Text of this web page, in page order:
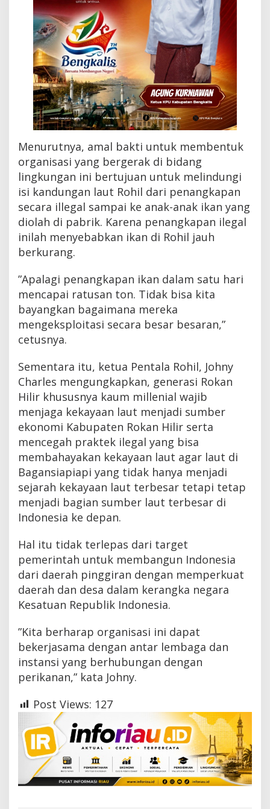
Menurutnya, amal bakti untuk membentuk
organisasi yang bergerak di bidang
lingkungan ini bertujuan untuk melindungi
isi kandungan laut Rohil dari penangkapan
secara illegal sampai ke anak-anak ikan yang
diolah di pabrik. Karena penangkapan ilegal
inilah menyebabkan ikan di Rohil jauh
berkurang.
”Apalagi penangkapan ikan dalam satu hari
mencapai ratusan ton. Tidak bisa kita
bayangkan bagaimana mereka
mengeksploitasi secara besar besaran,”
cetusnya.
Sementara itu, ketua Pentala Rohil, Johny
Charles mengungkapkan, generasi Rokan
Hilir khususnya kaum millenial wajib
menjaga kekayaan laut menjadi sumber
ekonomi Kabupaten Rokan Hilir serta
mencegah praktek ilegal yang bisa
membahayakan kekayaan laut agar laut di
Bagansiapiapi yang tidak hanya menjadi
sejarah kekayaan laut terbesar tetapi tetap
menjadi bagian sumber laut terbesar di
Indonesia ke depan.
Hal itu tidak terlepas dari target
pemerintah untuk membangun Indonesia
dari daerah pinggiran dengan memperkuat
daerah dan desa dalam kerangka negara
Kesatuan Republik Indonesia.
”Kita berharap organisasi ini dapat
bekerjasama dengan antar lembaga dan
instansi yang berhubungan dengan
perikanan,” kata Johny.
Post Views: 127